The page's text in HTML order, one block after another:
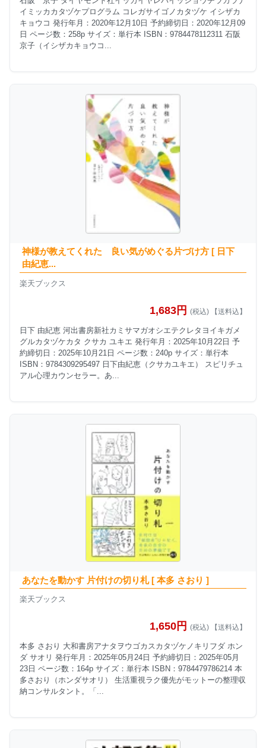
イミッカカタヅケプログラム コレガサイゴノカタヅケ イシザカ
キョウコ 発行年月：2020年12月10日 予約締切日：2020年12月09
日 ページ数：258p サイズ：単行本 ISBN：9784478112311 石阪
京子（イシザカキョウコ...
神様が教えてくれた 良い気がめぐる片づけ方 [ 日下
由紀恵...
楽天ブックス
1,683円 (税込) 【送料込】
日下 由紀恵 河出書房新社カミサマガオシエテクレタヨイキガメ
グルカタヅケカタ クサカ ユキエ 発行年月：2025年10月22日 予
約締切日：2025年10月21日 ページ数：240p サイズ：単行本
ISBN：9784309295497 日下由紀恵（クサカユキエ） スピリチュ
アル心理カウンセラー。あ...
あなたを動かす 片付けの切り札 [ 本多 さおり ]
楽天ブックス
1,650円 (税込) 【送料込】
本多 さおり 大和書房アナタヲウゴカスカタヅケノキリフダ ホン
ダ サオリ 発行年月：2025年05月24日 予約締切日：2025年05月
23日 ページ数：164p サイズ：単行本 ISBN：9784479786214 本
多さおり（ホンダサオリ） 生活重視ラク優先がモットーの整理収
納コンサルタント。「...